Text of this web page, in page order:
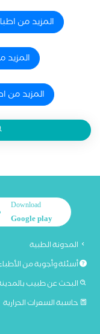
المزيد من
المزيد من
Download
Google play
المدونة الطبية
أسئلة وأجوبة من
البحث عن طبيب
حاسبة السعرات الحرارية